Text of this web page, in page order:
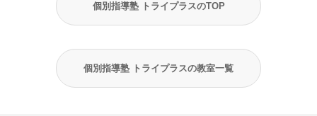
個別指導塾 トライプラスのTOP
個別指導塾 トライプラスの教室一覧